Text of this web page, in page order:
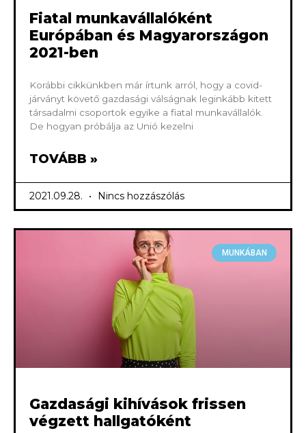
Fiatal munkavállalóként
Európában és Magyarországon
2021-ben
Korábbi cikkünkben már írtunk arról, hogy a covid-
járványt követő gazdasági válságnak leginkább kitett
társadalmi csoportok egyike a fiatal munkavállalók.
De hogyan próbálja az Unió kezelni
TOVÁBB »
2021.09.28. Nincs hozzászólás
MUNKÁBAN
Gazdasági kihívások frissen
végzett hallgatóként